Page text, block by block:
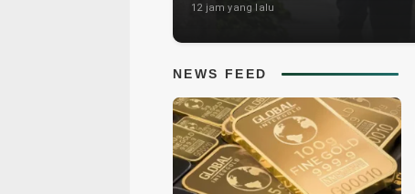
12 jam yang lalu
NEWS FEED